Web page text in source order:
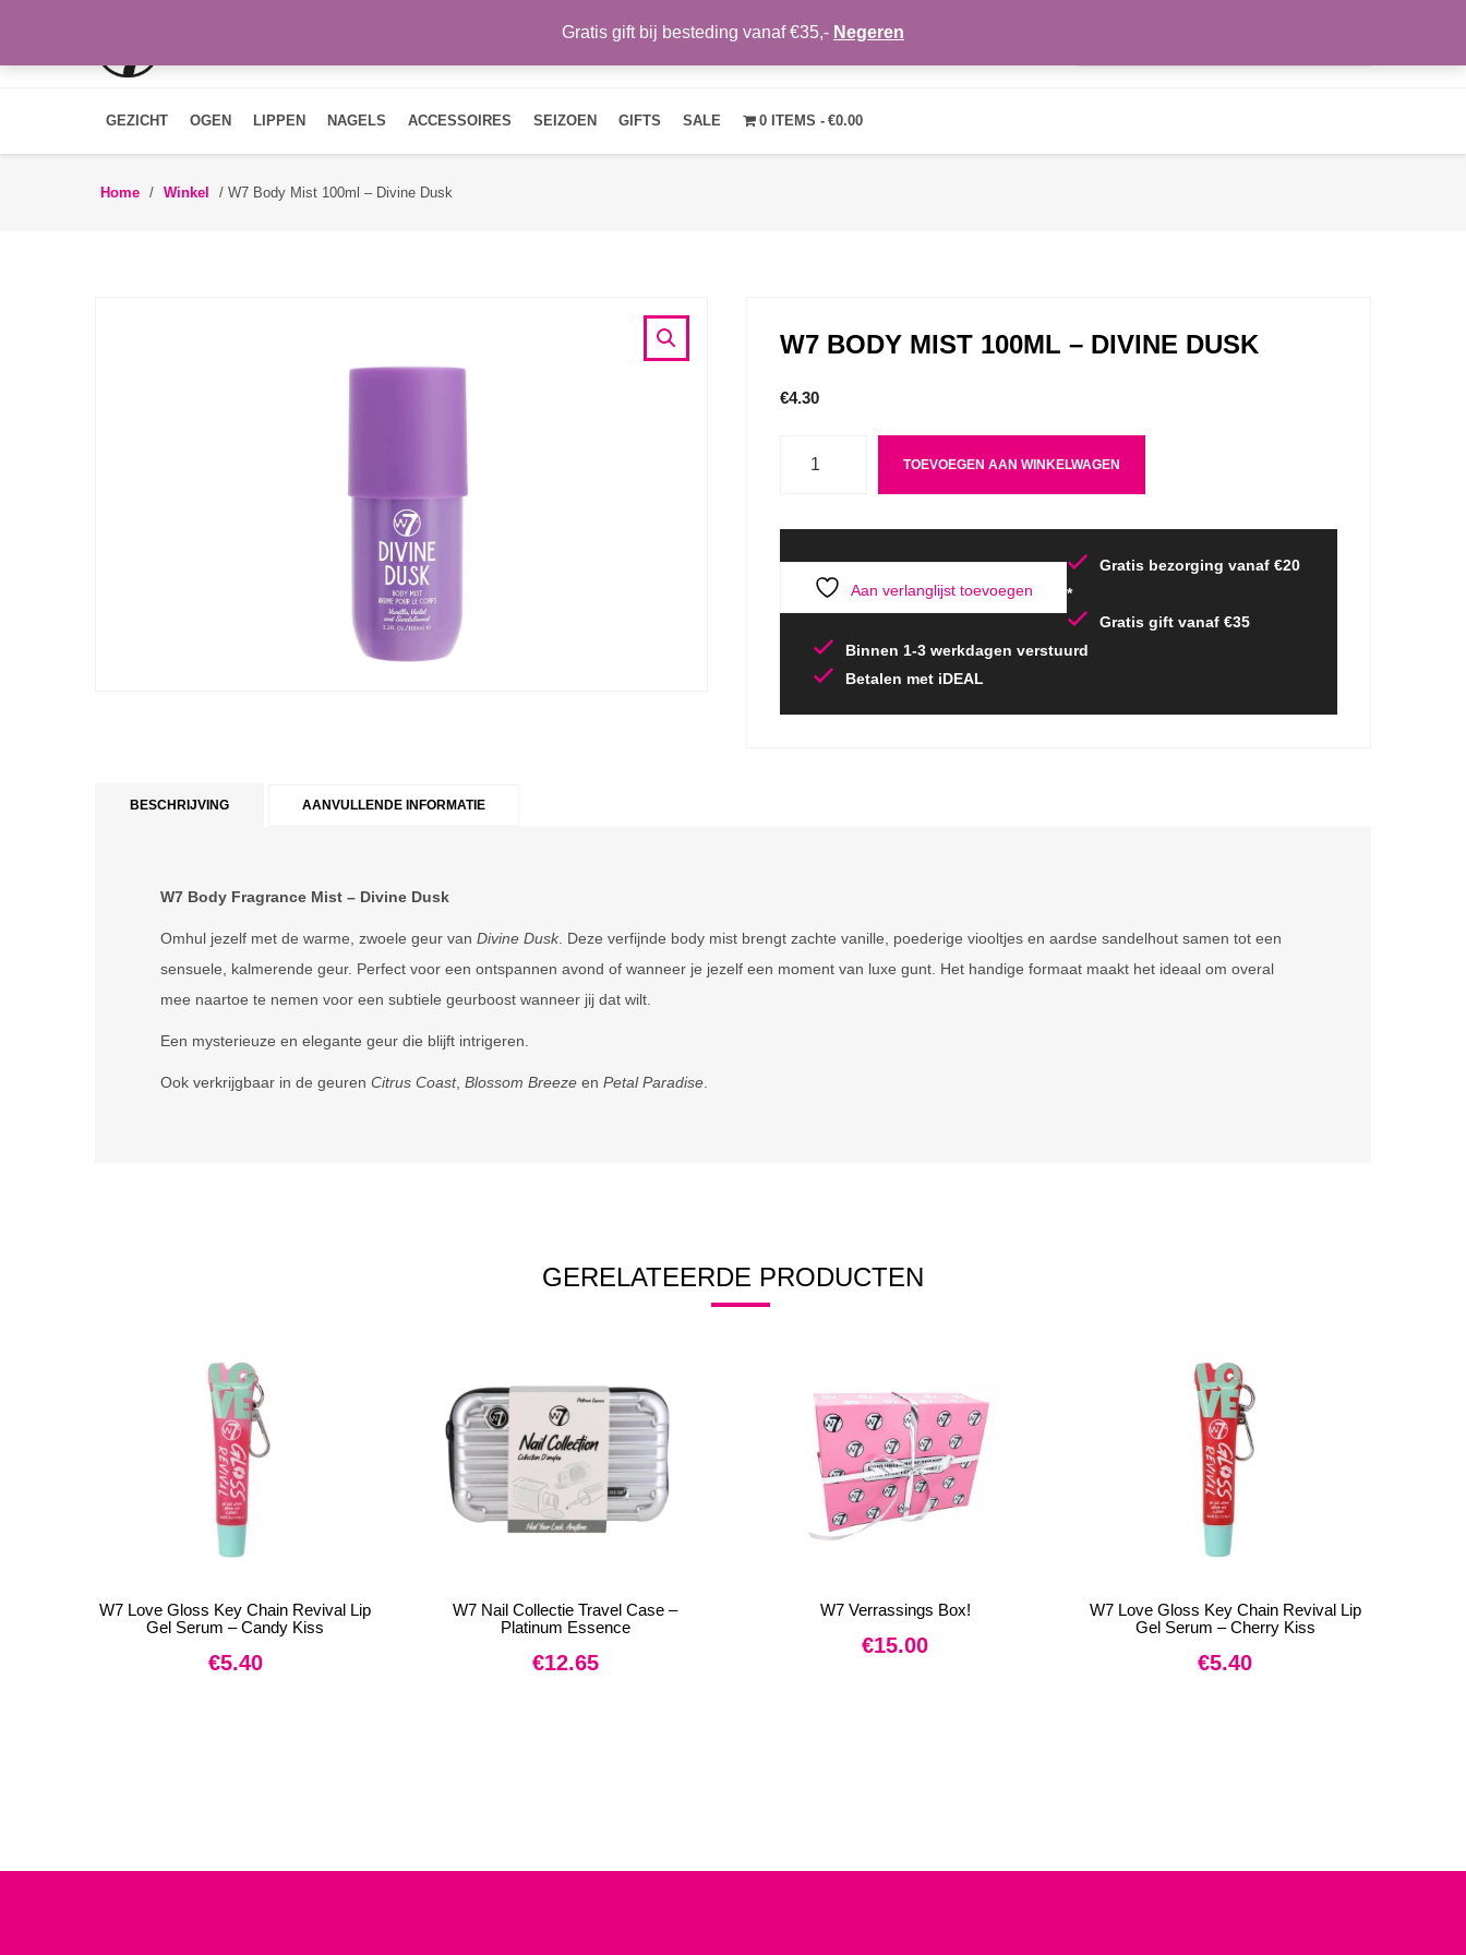
OVER ONS NIEUWS CONTACT MIJN ACCOUNT
GEZICHT OGEN LIPPEN NAGELS ACCESSOIRES SEIZOEN GIFTS SALE 0 ITEMS €0.00
Home / Winkel / W7 Body Mist 100ml – Divine Dusk
W7 BODY MIST 100ML – DIVINE DUSK
€4.30
TOEVOEGEN AAN WINKELWAGEN
Aan verlanglijst toevoegen
Gratis bezorging vanaf €20
*
Gratis gift vanaf €35
Binnen 1-3 werkdagen verstuurd
Betalen met iDEAL
BESCHRIJVING AANVULLENDE INFORMATIE
W7 Body Fragrance Mist – Divine Dusk
Omhul jezelf met de warme, zwoele geur van Divine Dusk. Deze verfijnde body mist brengt zachte vanille, poederige viooltjes en aardse sandelhout samen tot een
sensuele, kalmerende geur. Perfect voor een ontspannen avond of wanneer je jezelf een moment van luxe gunt. Het handige formaat maakt het ideaal om overal
mee naartoe te nemen voor een subtiele geurboost wanneer jij dat wilt.
Een mysterieuze en elegante geur die blijft intrigeren.
Ook verkrijgbaar in de geuren Citrus Coast, Blossom Breeze en Petal Paradise
GERELATEERDE PRODUCTEN
W7 Love Gloss Key Chain Revival Lip
Gel Serum – Candy Kiss
€5.40
W7 Nail Collectie Travel Case –
Platinum Essence
€12.65
W7 Verrassings Box!
€15.00
W7 Love Gloss Key Chain Revival Lip
Gel Serum – Cherry Kiss
€5.40
Gratis gift bij besteding vanaf €35,- Negeren